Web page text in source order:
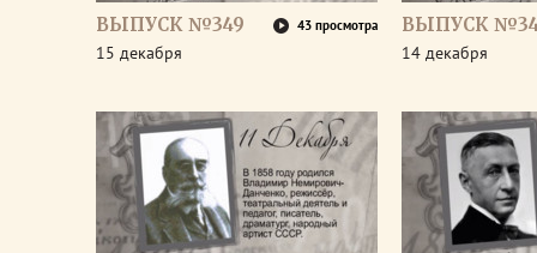
ВЫПУСК №349 43 просмотра
15 декабря
ВЫПУСК
14 декабря